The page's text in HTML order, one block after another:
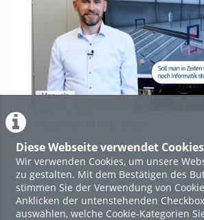
Diese Webseite verwendet Cookies
Wir verwenden Cookies, um unsere
zu gestalten. Mit dem Bestätigen des
stimmen Sie der Verwendung von
Anklicken der untenstehenden
auswählen, welche Cookie-Kategorien
Manuela
03:25 duration
LADE MEHR